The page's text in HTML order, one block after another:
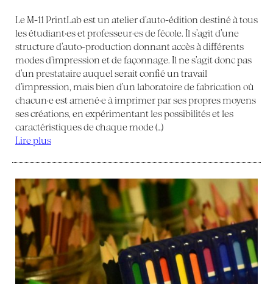
Le M-11 PrintLab est un atelier d’auto-édition destiné à tous
les étudiant·es et professeur·es de l’école. Il s’agit d’une
structure d’auto-production donnant accès à différents
modes d’impression et de façonnage. Il ne s’agit donc pas
d’un prestataire auquel serait confié un travail
d’impression, mais bien d’un laboratoire de fabrication où
chacun·e est amené·e à imprimer par ses propres moyens
ses créations, en expérimentant les possibilités et les
caractéristiques de chaque mode (…)
Lire plus